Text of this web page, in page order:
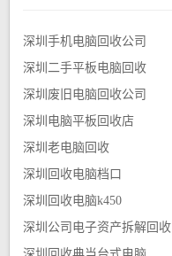
深圳手机电脑回收公司
深圳二手平板电脑回收
深圳废旧电脑回收公司
深圳电脑平板回收店
深圳老电脑回收
深圳回收电脑档口
深圳回收电脑k450
深圳公司电子资产拆解回收